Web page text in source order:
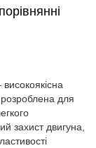
для
захист двигуна,